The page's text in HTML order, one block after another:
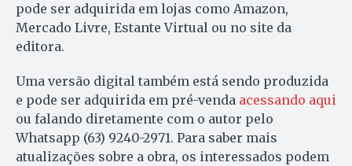
pode ser adquirida em lojas como Amazon,
Mercado Livre, Estante Virtual ou no site da
editora.
Uma versão digital também está sendo produzida
e pode ser adquirida em pré-venda acessando aqui
ou falando diretamente com o autor pelo
Whatsapp (63) 9240-2971. Para saber mais
atualizações sobre a obra, os interessados podem